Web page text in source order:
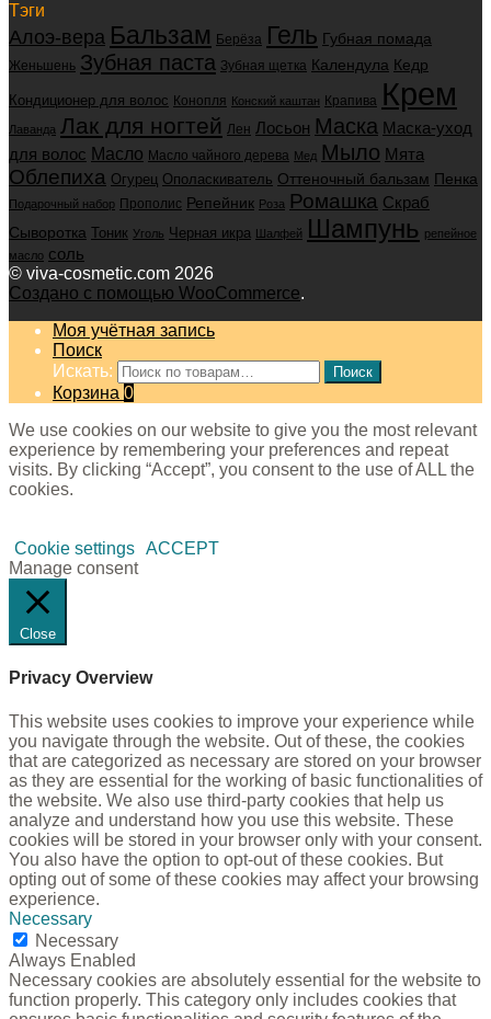
Тэги
Алоэ-вера Бальзам Берёза Гель Губная помада
Женьшень Зубная паста Зубная щетка Календула Кедр
Кондиционер для волос Конопля Конский каштан Крапива Крем
Лаванда Лак для ногтей Лен Лосьон Маска Маска-уход
для волос Масло Масло чайного дерева Мед Мыло Мята
Облепиха Огурец Ополаскиватель Оттеночный бальзам Пенка
Подарочный набор Прополис Репейник Роза Ромашка Скраб
Сыворотка Тоник Уголь Черная икра Шалфей Шампунь репейное
масло соль
© viva-cosmetic.com 2026
Создано с помощью WooCommerce.
Моя учётная запись
Поиск
Искать:
Поиск
Корзина 0
We use cookies on our website to give you the most relevant
experience by remembering your preferences and repeat
visits. By clicking “Accept”, you consent to the use of ALL the
cookies.
Cookie settings ACCEPT
Manage consent
Close
Privacy Overview
This website uses cookies to improve your experience while
you navigate through the website. Out of these, the cookies
that are categorized as necessary are stored on your browser
as they are essential for the working of basic functionalities of
the website. We also use third-party cookies that help us
analyze and understand how you use this website. These
cookies will be stored in your browser only with your consent.
You also have the option to opt-out of these cookies. But
opting out of some of these cookies may affect your browsing
experience.
Necessary
Necessary
Always Enabled
Necessary cookies are absolutely essential for the website to
function properly. This category only includes cookies that